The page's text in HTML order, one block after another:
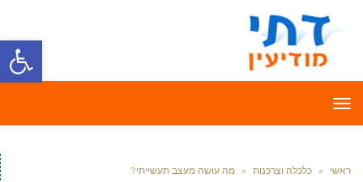
פתח
תפריט
ראשי » כלכלה וצרכנות » מה עושה מעצב תעשייתי?